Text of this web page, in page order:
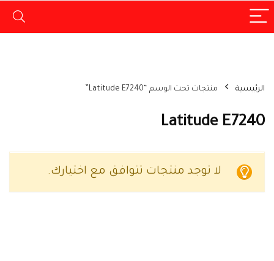
الرئيسية منتجات تحت الوسم “Latitude E7240”
Latitude E7240
لا توجد منتجات تتوافق مع اختيارك.